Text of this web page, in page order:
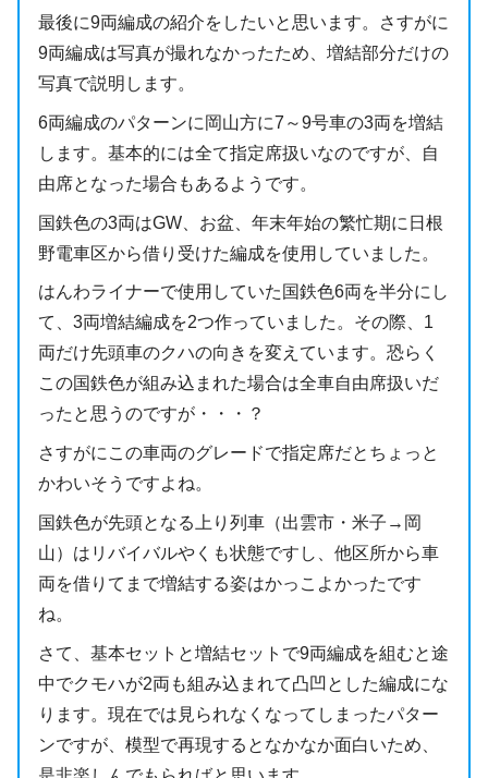
最後に9両編成の紹介をしたいと思います。さすがに
9両編成は写真が撮れなかったため、増結部分だけの
写真で説明します。
6両編成のパターンに岡山方に7～9号車の3両を増結
します。基本的には全て指定席扱いなのですが、自
由席となった場合もあるようです。
国鉄色の3両はGW、お盆、年末年始の繁忙期に日根
野電車区から借り受けた編成を使用していました。
はんわライナーで使用していた国鉄色6両を半分にし
て、3両増結編成を2つ作っていました。その際、1
両だけ先頭車のクハの向きを変えています。恐らく
この国鉄色が組み込まれた場合は全車自由席扱いだ
ったと思うのですが・・・？
さすがにこの車両のグレードで指定席だとちょっと
かわいそうですよね。
国鉄色が先頭となる上り列車（出雲市・米子→岡
山）はリバイバルやくも状態ですし、他区所から車
両を借りてまで増結する姿はかっこよかったです
ね。
さて、基本セットと増結セットで9両編成を組むと途
中でクモハが2両も組み込まれて凸凹とした編成にな
ります。現在では見られなくなってしまったパター
ンですが、模型で再現するとなかなか面白いため、